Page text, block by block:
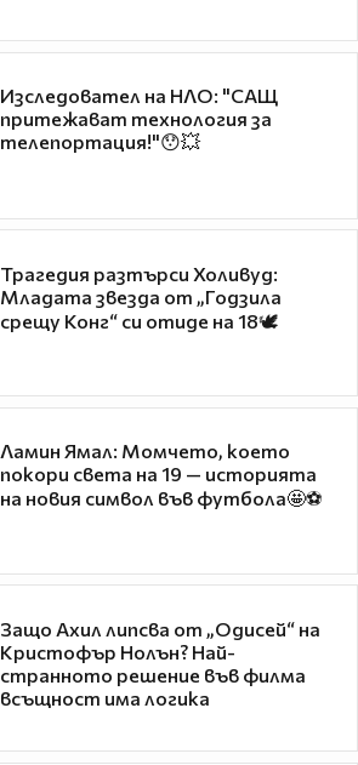
Изследовател на НЛО: "САЩ
притежават технология за
телепортация!"😯💥
Трагедия разтърси Холивуд:
Младата звезда от „Годзила
срещу Конг“ си отиде на 18🕊️
Ламин Ямал: Момчето, което
покори света на 19 — историята
на новия символ във футбола🤩⚽
Защо Ахил липсва от „Одисей“ на
Кристофър Нолън? Най-
странното решение във филма
всъщност има логика